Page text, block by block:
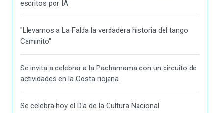
escritos por IA
"Llevamos a La Falda la verdadera historia del tango
Caminito"
Se invita a celebrar a la Pachamama con un circuito de
actividades en la Costa riojana
Se celebra hoy el Día de la Cultura Nacional